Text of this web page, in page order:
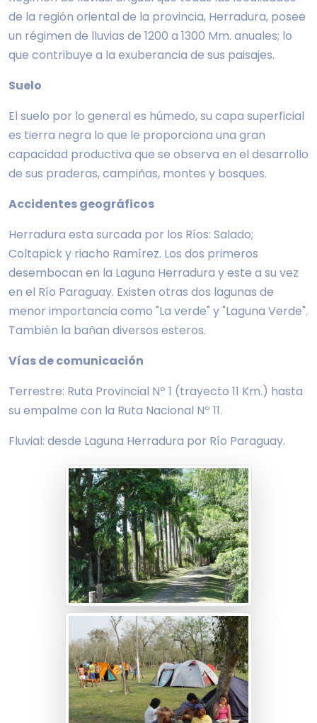
de la región oriental de la provincia, Herradura, posee
un régimen de lluvias de 1200 a 1300 Mm. anuales; lo
que contribuye a la exuberancia de sus paisajes.
Suelo
El suelo por lo general es húmedo, su capa superficial
es tierra negra lo que le proporciona una gran
capacidad productiva que se observa en el desarrollo
de sus praderas, campiñas, montes y bosques.
Accidentes geográficos
Herradura esta surcada por los Ríos: Salado;
Coltapick y riacho Ramírez. Los dos primeros
desembocan en la Laguna Herradura y este a su vez
en el Río Paraguay. Existen otras dos lagunas de
menor importancia como "La verde" y "Laguna Verde".
También la bañan diversos esteros.
Vías de comunicación
Terrestre: Ruta Provincial Nº 1 (trayecto 11 Km.) hasta
su empalme con la Ruta Nacional Nº 11.
Fluvial: desde Laguna Herradura por Río Paraguay.